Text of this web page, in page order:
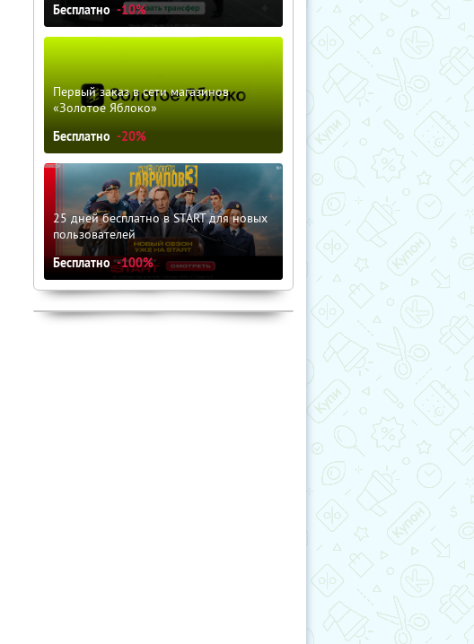
Бесплатно -10%
Первый заказ в сети магазинов
«Золотое Яблоко»
Бесплатно -20%
25 дней бесплатно в START для новых
пользователей
Бесплатно -100%